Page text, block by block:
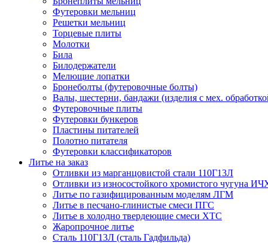
Футеровки мельниц
Решетки мельниц
Торцевые плиты
Молотки
Била
Билодержатели
Мелющие лопатки
Бронеболты (футеровочные болты)
Валы, шестерни, бандажи (изделия с мех.
Футеровочные плиты
Футеровки бункеров
Пластины питателей
Полотно питателя
Футеровки классификаторов
Литье на заказ
Отливки из марганцовистой стали 110Г13Л
Отливки из износостойкого хромистого чугуна
Литье по газифицированным моделям ЛГМ
Литье в песчано-глинистые смеси ПГС
Литье в холодно твердеющие смеси ХТС
Жаропрочное литье
Сталь 110Г13Л (сталь Гадфильда)